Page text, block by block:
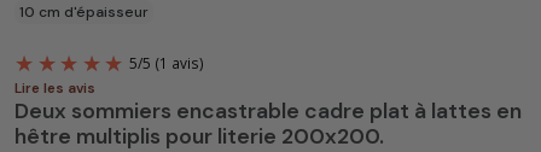
10 cm d'épaisseur
Lire les avis
Deux sommiers encastrable cadre plat à lattes en
hêtre multiplis pour literie 200x200.